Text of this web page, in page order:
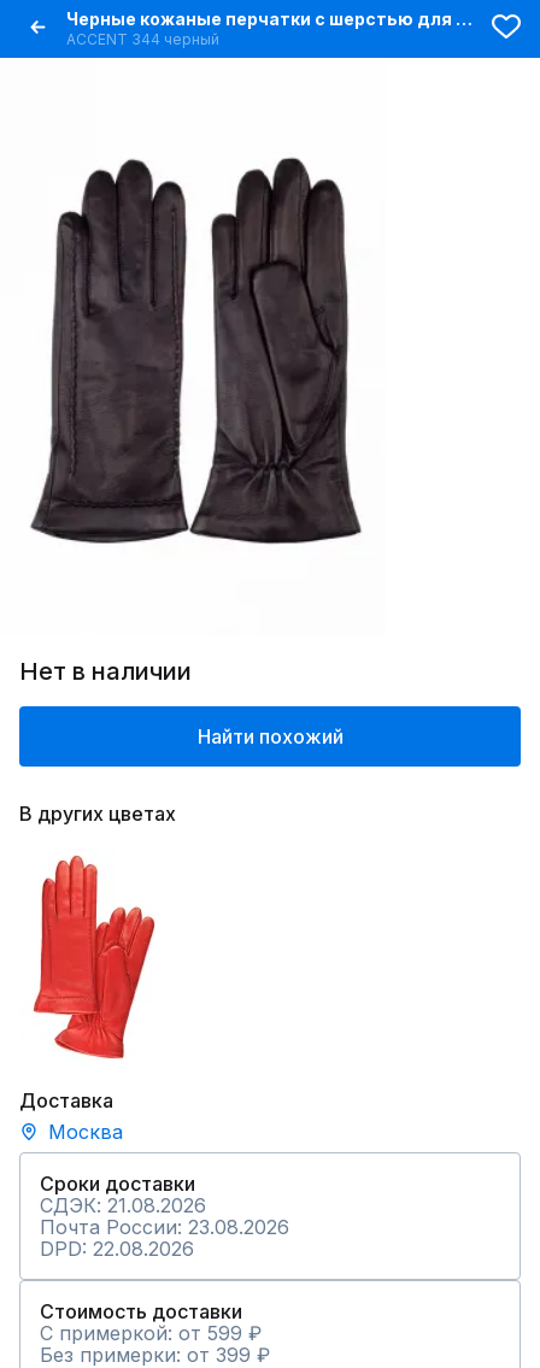
Черные кожаные перчатки с шерстью для демисезона
ACCENT 344 черный
Нет в наличии
Найти похожий
В других цветах
Доставка
Москва
Сроки доставки
СДЭК: 21.08.2026
Почта России: 23.08.2026
DPD: 22.08.2026
Стоимость доставки
С примеркой: от 599 ₽
Без примерки: от 399 ₽